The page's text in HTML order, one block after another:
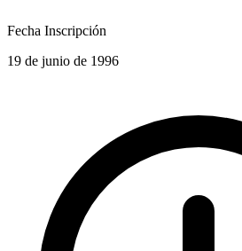
Fecha Inscripción
19 de junio de 1996